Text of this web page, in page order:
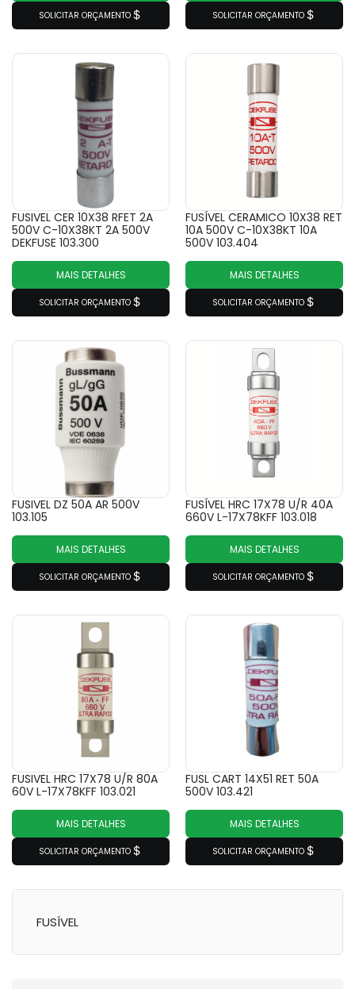
SOLICITAR ORÇAMENTO SOLICITAR ORÇAMENTO
FUSIVEL CER 10X38 RFET 2A
500V C-10X38KT 2A 500V
DEKFUSE 103.300
MAIS DETALHES
SOLICITAR ORÇAMENTO
FUSÍVEL CERAMICO 10X38 RET
10A 500V C-10X38KT 10A
500V 103.404
MAIS DETALHES
SOLICITAR ORÇAMENTO
FUSIVEL DZ 50A AR 500V
103.105
MAIS DETALHES
SOLICITAR ORÇAMENTO
FUSÍVEL HRC 17X78 U/R 40A
660V L-17X78KFF 103.018
MAIS DETALHES
SOLICITAR ORÇAMENTO
FUSIVEL HRC 17X78 U/R 80A
60V L-17X78KFF 103.021
MAIS DETALHES
SOLICITAR ORÇAMENTO
FUSL CART 14X51 RET 50A
500V 103.421
MAIS DETALHES
SOLICITAR ORÇAMENTO
FUSÍVEL